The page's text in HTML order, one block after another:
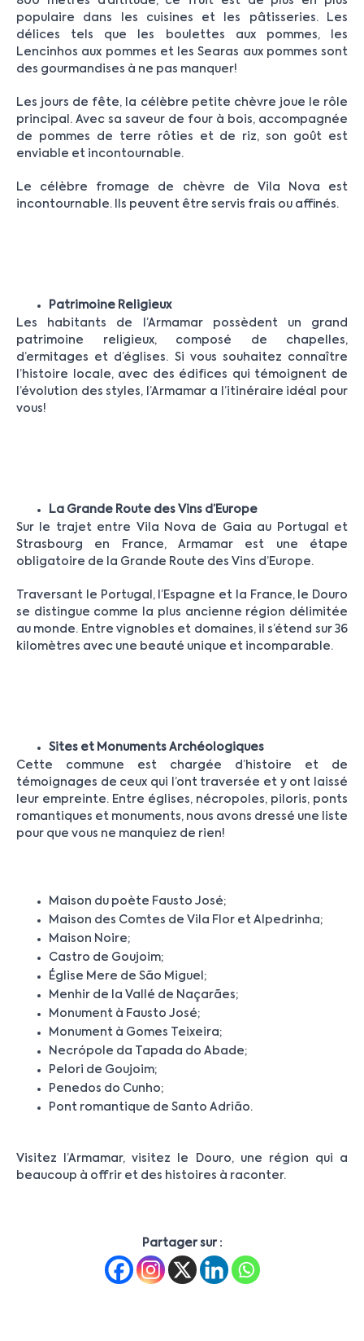
populaire dans les cuisines et les pâtisseries. Les
délices tels que les boulettes aux pommes, les
Lencinhos aux pommes et les Searas aux pommes sont
des gourmandises à ne pas manquer!
Les jours de fête, la célèbre petite chèvre joue le rôle
principal. Avec sa saveur de four à bois, accompagnée
de pommes de terre rôties et de riz, son goût est
enviable et incontournable.
Le célèbre fromage de chèvre de Vila Nova est
incontournable. Ils peuvent être servis frais ou affinés.
Patrimoine Religieux
Les habitants de l’Armamar possèdent un grand
patrimoine religieux, composé de chapelles,
d’ermitages et d’églises. Si vous souhaitez connaître
l’histoire locale, avec des édifices qui témoignent de
l’évolution des styles, l’Armamar a l’itinéraire idéal pour
vous!
La Grande Route des Vins d’Europe
Sur le trajet entre Vila Nova de Gaia au Portugal et
Strasbourg en France, Armamar est une étape
obligatoire de la Grande Route des Vins d’Europe.
Traversant le Portugal, l’Espagne et la France, le Douro
se distingue comme la plus ancienne région délimitée
au monde. Entre vignobles et domaines, il s’étend sur 36
kilomètres avec une beauté unique et incomparable.
Sites et Monuments Archéologiques
Cette commune est chargée d’histoire et de
témoignages de ceux qui l’ont traversée et y ont laissé
leur empreinte. Entre églises, nécropoles, piloris, ponts
romantiques et monuments, nous avons dressé une liste
pour que vous ne manquiez de rien!
Maison du poète Fausto José;
Maison des Comtes de Vila Flor et Alpedrinha;
Maison Noire;
Castro de Goujoim;
Église Mere de São Miguel;
Menhir de la Vallé de Naçarães;
Monument à Fausto José;
Monument à Gomes Teixeira;
Necrópole da Tapada do Abade;
Pelori de Goujoim;
Penedos do Cunho;
Pont romantique de Santo Adrião.
Visitez l’Armamar, visitez le Douro, une région qui a
beaucoup à offrir et des histoires à raconter.
Partager sur :